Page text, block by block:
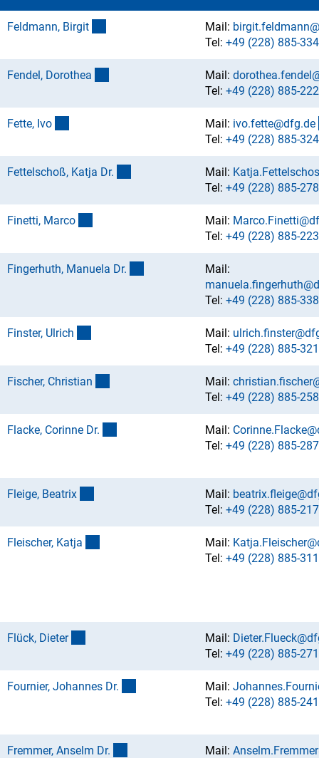
Feldmann, Birgit Mail:
Tel: +49 (228) 885-334
Fendel, Dorothea Mail:
Tel: +49 (228) 885-222
Fette, Ivo Mail: ivo.fette@dfg.de
Tel: +49 (228) 885-324
Fettelschoß, Katja Dr. Mail:
Tel: +49 (228) 885-278
Finetti, Marco Mail:
Tel: +49 (228) 885-223
Fingerhuth, Manuela Dr. (externer Link)Mail:
Tel: +49 (228) 885-338
Finster, Ulrich Mail:
Tel: +49 (228) 885-321
Fischer, Christian Mail:
Tel: +49 (228) 885-258
Flacke, Corinne Dr. Mail:
Tel: +49 (228) 885-287
Fleige, Beatrix Mail:
Tel: +49 (228) 885-217
Fleischer, Katja Mail:
Tel: +49 (228) 885-311
Flück, Dieter Mail:
Tel: +49 (228) 885-271
Fournier, Johannes Dr. (externer Link)Mail:
Tel: +49 (228) 885-241
Fremmer, Anselm Dr. Mail: